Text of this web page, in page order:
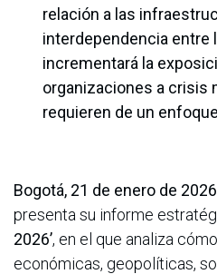
relación a las
interdependencia entre
incrementará la
organizaciones a crisis
requieren de un
Bogotá, 21 de enero de 2026
presenta su informe
2026’, en el que analiza
económicas, geopolíticas,